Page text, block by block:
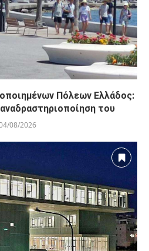
Πόλεων Ελλάδος:
του
04/08/2026